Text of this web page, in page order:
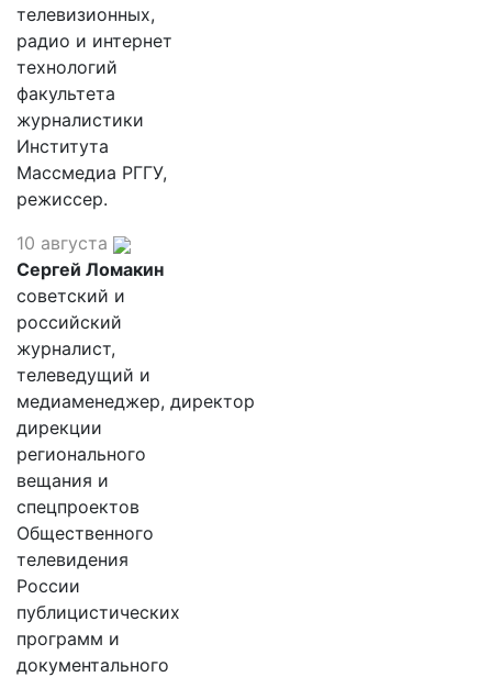
телевизионных,
радио и интернет
технологий
факультета
журналистики
Института
Массмедиа РГГУ,
режиссер.
10 августа
Сергей Ломакин
советский и
российский
журналист,
телеведущий и
медиаменеджер, директор
дирекции
регионального
вещания и
спецпроектов
Общественного
телевидения
России
публицистических
программ и
документального